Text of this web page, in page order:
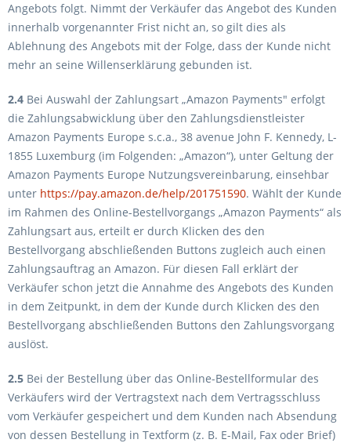
Angebots folgt. Nimmt der Verkäufer das Angebot des Kunden
innerhalb vorgenannter Frist nicht an, so gilt dies als
Ablehnung des Angebots mit der Folge, dass der Kunde nicht
mehr an seine Willenserklärung gebunden ist.
2.4 Bei Auswahl der Zahlungsart „Amazon Payments" erfolgt
die Zahlungsabwicklung über den Zahlungsdienstleister
Amazon Payments Europe s.c.a., 38 avenue John F. Kennedy, L-
1855 Luxemburg (im Folgenden: „Amazon“), unter Geltung der
Amazon Payments Europe Nutzungsvereinbarung, einsehbar
unter https://pay.amazon.de/help/201751590. Wählt der Kunde
im Rahmen des Online-Bestellvorgangs „Amazon Payments“ als
Zahlungsart aus, erteilt er durch Klicken des den
Bestellvorgang abschließenden Buttons zugleich auch einen
Zahlungsauftrag an Amazon. Für diesen Fall erklärt der
Verkäufer schon jetzt die Annahme des Angebots des Kunden
in dem Zeitpunkt, in dem der Kunde durch Klicken des den
Bestellvorgang abschließenden Buttons den Zahlungsvorgang
auslöst.
2.5 Bei der Bestellung über das Online-Bestellformular des
Verkäufers wird der Vertragstext nach dem Vertragsschluss
vom Verkäufer gespeichert und dem Kunden nach Absendung
von dessen Bestellung in Textform (z. B. E-Mail, Fax oder Brief)